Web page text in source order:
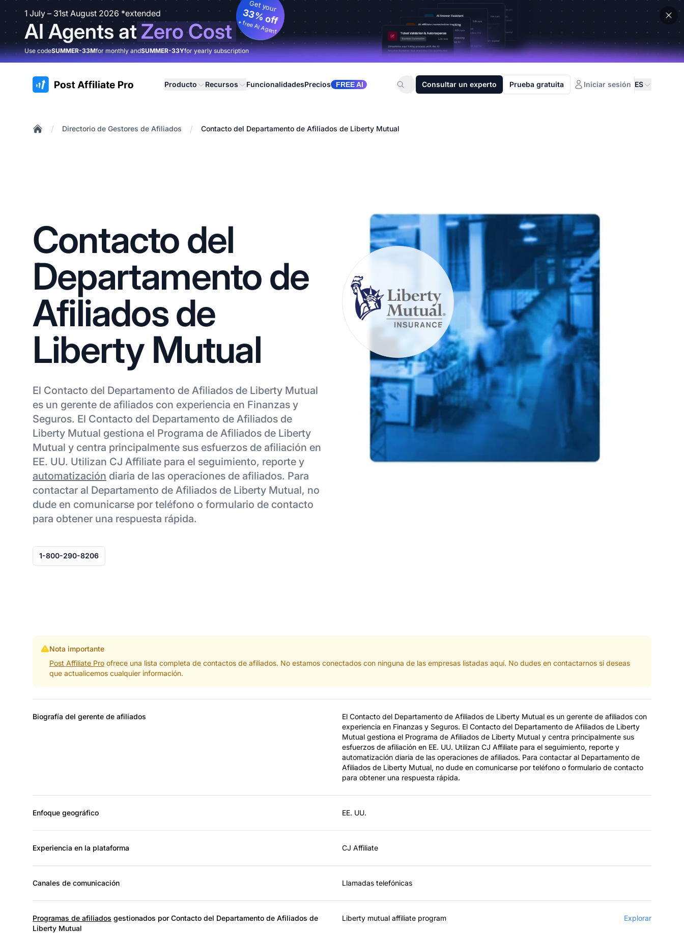
1 July – 31st August 2026 *extended
AI Agents atZero Cost
Get your
33% off
+ free AI Agent
Use codeSUMMER-33Mfor monthly andSUMMER-33Yfor yearly subscription
:site.title Producto Recursos FuncionalidadesPrecios FREE AI Consultar un experto Prueba gratuita Iniciar sesión ES
/ Directorio de Gestores de Afiliados / Contacto del Departamento de Afiliados de Liberty Mutual
Contacto del
Departamento de
Afiliados de
Liberty Mutual
El Contacto del Departamento de Afiliados de Liberty Mutual
es un gerente de afiliados con experiencia en Finanzas y
Seguros. El Contacto del Departamento de Afiliados de
Liberty Mutual gestiona el Programa de Afiliados de Liberty
Mutual y centra principalmente sus esfuerzos de afiliación en
EE. UU. Utilizan CJ Affiliate para el seguimiento, reporte y
automatización diaria de las operaciones de afiliados. Para
contactar al Departamento de Afiliados de Liberty Mutual, no
dude en comunicarse por teléfono o formulario de contacto
para obtener una respuesta rápida.
1-800-290-8206
Nota importante
Post Affiliate Proofrece una lista completa de contactos de afiliados. No estamos conectados con ninguna de las empresas listadas aquí. No dudes en contactarnos si deseas
que actualicemos cualquier información.
Biografía del gerente de afiliados
El Contacto del Departamento de Afiliados de Liberty Mutual es un gerente de afiliados con
experiencia en Finanzas y Seguros. El Contacto del Departamento de Afiliados de Liberty
Mutual gestiona el Programa de Afiliados de Liberty Mutual y centra principalmente sus
esfuerzos de afiliación en EE. UU. Utilizan CJ Affiliate para el seguimiento, reporte y
automatización diaria de las operaciones de afiliados. Para contactar al Departamento de
Afiliados de Liberty Mutual, no dude en comunicarse por teléfono o formulario de contacto
para obtener una respuesta rápida.
Enfoque geográfico EE. UU.
Experiencia en la plataforma CJ Affiliate
Canales de comunicación Llamadas telefónicas
Programas de afiliados gestionados por Contacto del Departamento de Afiliados de
Liberty Mutual
Liberty mutual affiliate program Explorar